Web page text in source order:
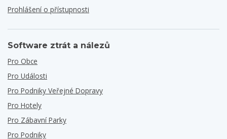
Prohlášení o přístupnosti
Software ztrát a nálezů
Pro Obce
Pro Události
Pro Podniky Veřejné Dopravy
Pro Hotely
Pro Zábavní Parky
Pro Podniky